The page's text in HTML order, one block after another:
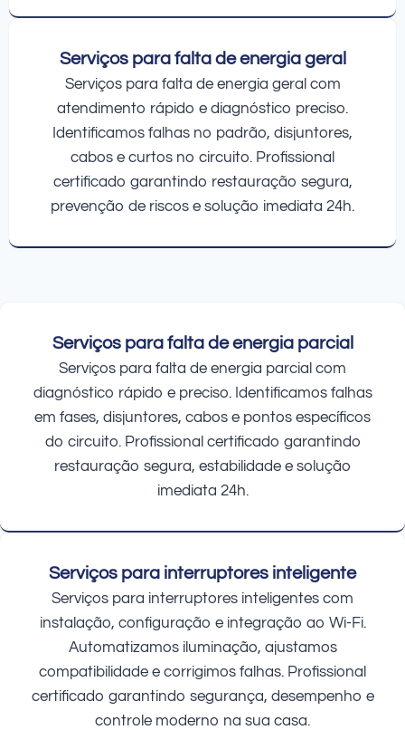
Serviços para falta de energia geral
Serviços para falta de energia geral com
atendimento rápido e diagnóstico preciso.
Identificamos falhas no padrão, disjuntores,
cabos e curtos no circuito. Profissional
certificado garantindo restauração segura,
prevenção de riscos e solução imediata 24h.
Serviços para falta de energia parcial
Serviços para falta de energia parcial com
diagnóstico rápido e preciso. Identificamos falhas
em fases, disjuntores, cabos e pontos específicos
do circuito. Profissional certificado garantindo
restauração segura, estabilidade e solução
imediata 24h.
Serviços para interruptores inteligente
Serviços para interruptores inteligentes com
instalação, configuração e integração ao Wi-Fi.
Automatizamos iluminação, ajustamos
compatibilidade e corrigimos falhas. Profissional
certificado garantindo segurança, desempenho e
controle moderno na sua casa.